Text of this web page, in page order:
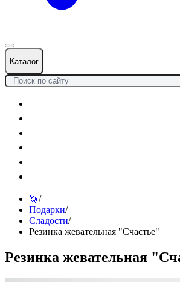
Каталог
🦄/
Подарки/
Сладости/
Резинка жевательная "Счастье"
Резинка жевательная